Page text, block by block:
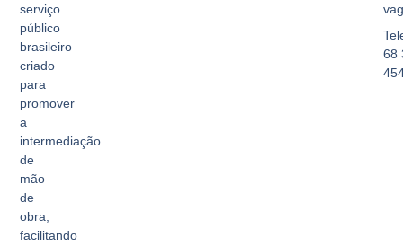
serviço
público
brasileiro
criado
para
promover
a
intermediação
de
mão
de
obra,
facilitando
68